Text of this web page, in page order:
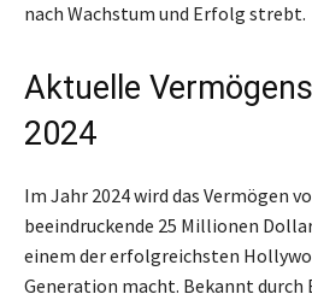
nach Wachstum und Erfolg strebt.
Aktuelle
2024
Im Jahr 2024 wird das Vermögen
beeindruckende 25 Millionen
einem der erfolgreichsten
Generation macht. Bekannt durch